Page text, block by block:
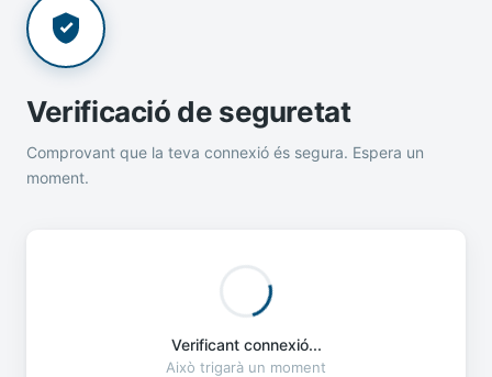
Verificació de seguretat
Comprovant que la teva connexió és segura. Espera un
moment.
Verificant connexió...
Això trigarà un moment